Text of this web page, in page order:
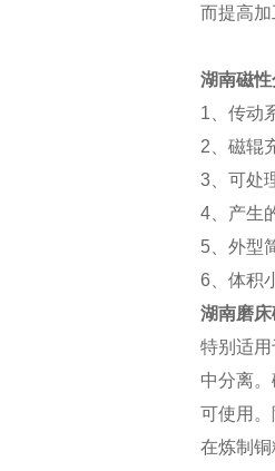
而提高
湖南磁
1、传动
2、磁辊
3、可处
4、产生
5、外型
6、体积
湖南磨
特别适
中分离
可使用
在炼制